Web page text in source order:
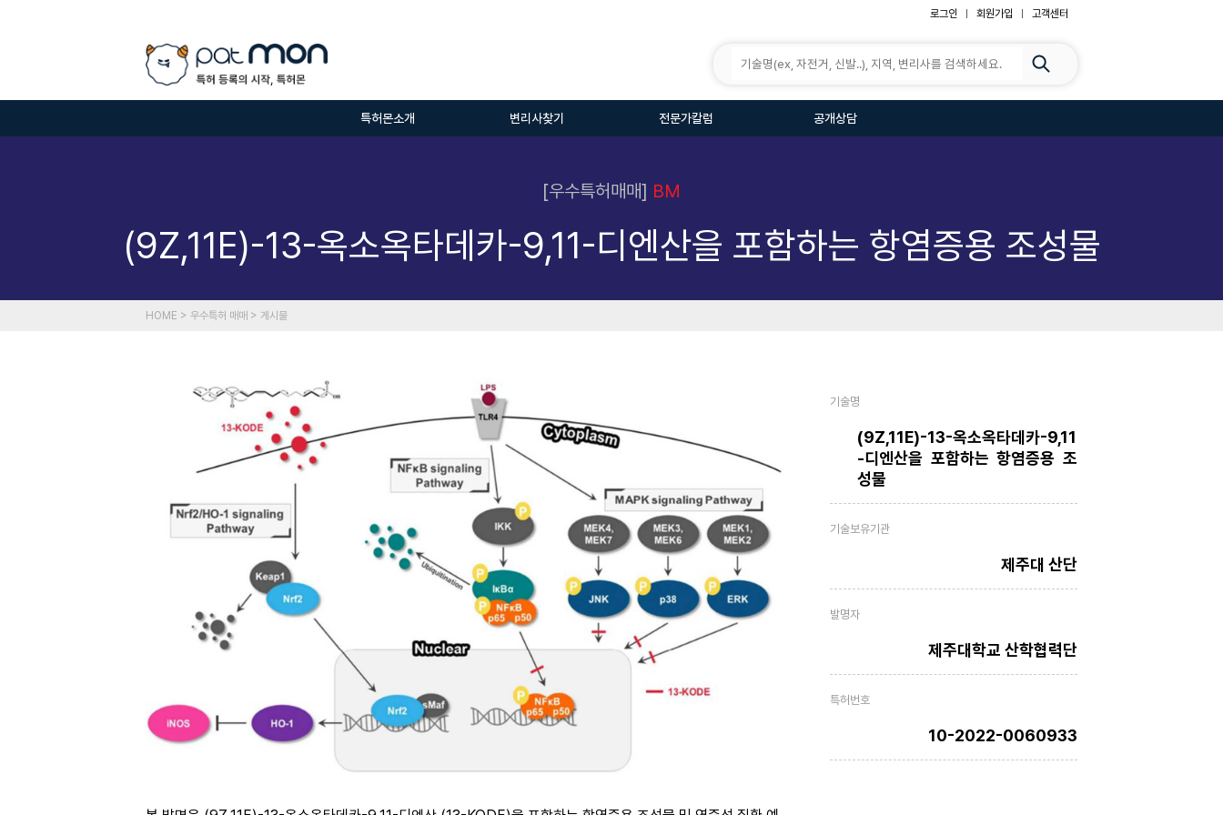
로그인 회원가입 고객센터
특허몬소개 변리사찾기 전문가칼럼 공개상담
[우수특허매매] BM
(9Z,11E)-13-옥소옥타데카-9,11-디엔산을 포함하는 항염증용 조성물
HOME > 우수특허 매매 > 게시물
기술명
(9Z,11E)-13-옥소옥타데카-9,11
-디엔산을 포함하는 항염증용 조
성물
기술보유기관
제주대 산단
발명자
제주대학교 산학협력단
특허번호
10-2022-0060933